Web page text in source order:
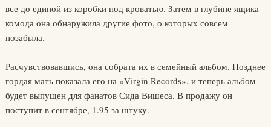
все до единой из коробки под кроватью. Затем в глубине ящика
комода она обнаружила другие фото, о которых совсем
позабыла.
Расчувствовавшись, она собрата их в семейный альбом. Позднее
гордая мать показала его на «Virgin Records», и теперь альбом
будет выпущен для фанатов Сида Вишеса. В продажу он
поступит в сентябре, 1.95 за штуку.